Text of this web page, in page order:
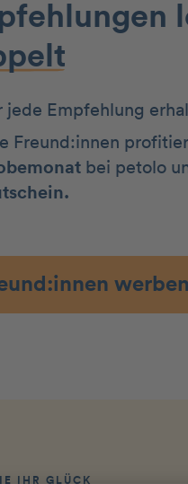
jede Empfehlung
Freund:innen
bei petolo
werben
IHR GLÜCK